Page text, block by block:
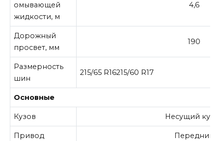
омывающей
жидкости, м
4,6
Дорожный
просвет, мм
190
Размерность
шин
215/65 R16215/60 R17
Основные
Кузов Несущий
Привод Передний